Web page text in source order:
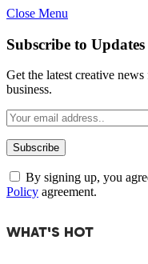
Close Menu
Subscribe to Updates
Get the latest creative
business.
By signing up, you
Policy agreement.
WHAT'S HOT